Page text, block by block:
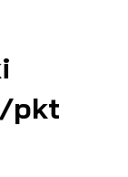
pkt